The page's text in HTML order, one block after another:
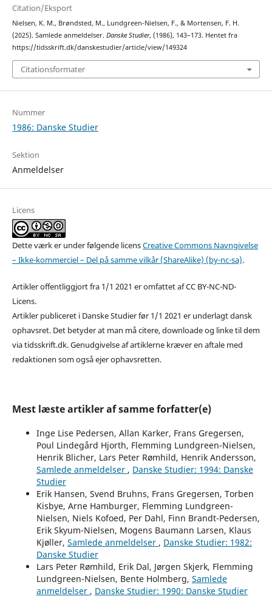
Citation/Eksport
Nielsen, K. M., Brøndsted, M., Lundgreen-Nielsen, F., & Mortensen, F. H.
(2025). Samlede anmeldelser. Danske Studier, (1986), 143–173. Hentet fra
https://tidsskrift.dk/danskestudier/article/view/149324
Citationsformater
Nummer
1986: Danske Studier
Sektion
Anmeldelser
Licens
Dette værk er under følgende licensCreative Commons Navngivelse
– Ikke-kommerciel – Del på samme vilkår (ShareAlike) (by-nc-sa).
Artikler offentliggjort fra 1/1 2021 er omfattet af CC BY-NC-ND-
Licens.
Artikler publiceret i Danske Studier før 1/1 2021 er underlagt dansk
ophavsret. Det betyder at man må citere, downloade og linke til dem
via tidsskrift.dk. Genudgivelse af artiklerne kræver en aftale med
redaktionen som også ejer ophavsretten.
Mest læste artikler af samme forfatter(e)
Inge Lise Pedersen, Allan Karker, Frans Gregersen,
Poul Lindegård Hjorth, Flemming Lundgreen-Nielsen,
Henrik Blicher, Lars Peter Rømhild, Henrik Andersson,
Samlede anmeldelser , Danske Studier: 1994: Danske
Studier
Erik Hansen, Svend Bruhns, Frans Gregersen, Torben
Kisbye, Arne Hamburger, Flemming Lundgreen-
Nielsen, Niels Kofoed, Per Dahl, Finn Brandt-Pedersen,
Erik Skyum-Nielsen, Mogens Baumann Larsen, Klaus
Kjøller, Samlede anmeldelser , Danske Studier: 1982:
Danske Studier
Lars Peter Rømhild, Erik Dal, Jørgen Skjerk, Flemming
Lundgreen-Nielsen, Bente Holmberg, Samlede
anmeldelser , Danske Studier: 1990: Danske Studier